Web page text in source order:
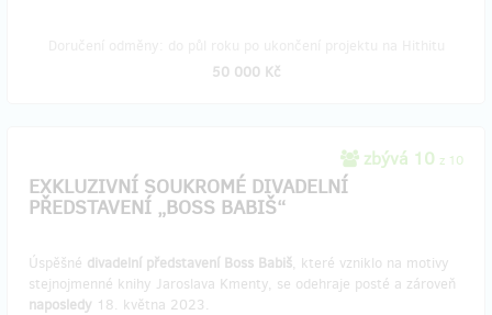
50 000 Kč
zbývá 10 z 10
EXKLUZIVNÍ SOUKROMÉ DIVADELNÍ
PŘEDSTAVENÍ „BOSS BABIŠ“
Úspěšné divadelní představení Boss Babiš, které vzniklo na motivy
stejnojmenné knihy Jaroslava Kmenty, se odehraje posté a zároveň
naposledy 18. května 2023.